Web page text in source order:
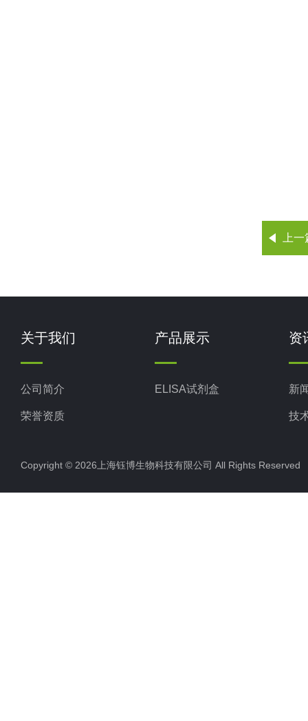
上
关于我们
公司简介
荣誉资质
产品展示
ELISA试剂盒
资
新
技
Copyright © 2026上海钰博生物科技有限公司 All Rights